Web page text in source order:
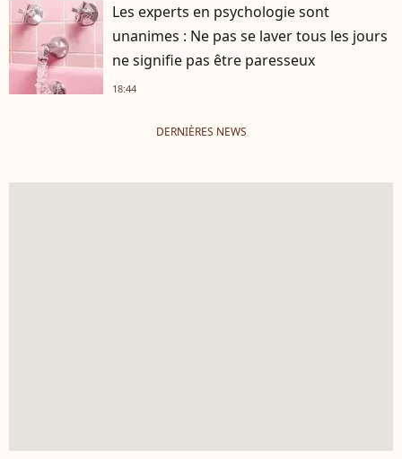
Les experts en psychologie sont
unanimes : Ne pas se laver tous les jours
ne signifie pas être paresseux
18:44
DERNIÈRES NEWS